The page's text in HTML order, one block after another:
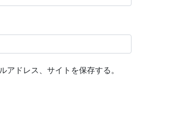
アドレス、サイトを保存する。